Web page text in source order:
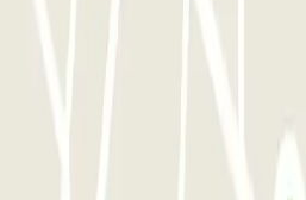
pouvez entrer et sortir du
vous le souhaitez.
Dokken: Avis